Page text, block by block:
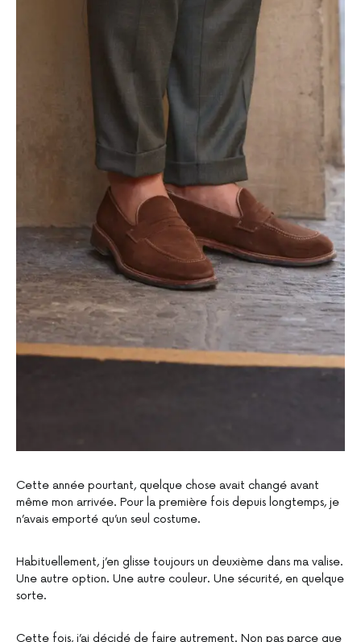
Cette année pourtant, quelque chose avait changé avant
même mon arrivée. Pour la première fois depuis longtemps, je
n’avais emporté qu’un seul costume.
Habituellement, j’en glisse toujours un deuxième dans ma valise.
Une autre option. Une autre couleur. Une sécurité, en quelque
sorte.
Cette fois, j’ai décidé de faire autrement. Non pas parce que